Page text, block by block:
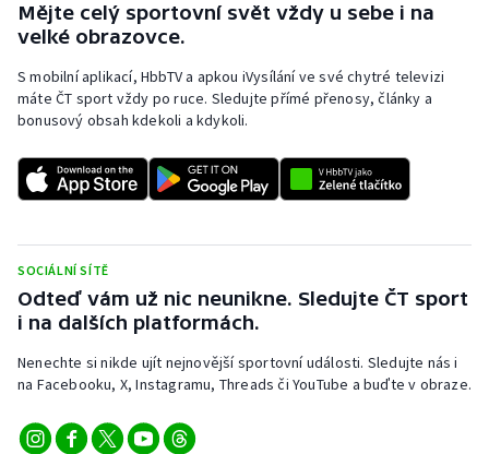
Mějte celý sportovní svět vždy u sebe i na
velké obrazovce.
S mobilní aplikací, HbbTV a apkou iVysílání ve své chytré televizi
máte ČT sport vždy po ruce. Sledujte přímé přenosy, články a
bonusový obsah kdekoli a kdykoli.
SOCIÁLNÍ SÍTĚ
Odteď vám už nic neunikne. Sledujte ČT sport
i na dalších platformách.
Nenechte si nikde ujít nejnovější sportovní události. Sledujte nás i
na Facebooku, X, Instagramu, Threads či YouTube a buďte v obraze.